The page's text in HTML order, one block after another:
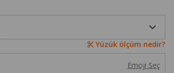
Yüzük ölçüm nedir?
Emoji Seç